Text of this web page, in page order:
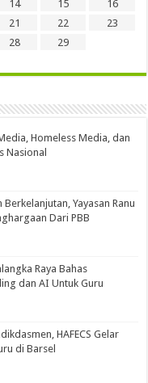
14 15
16
21 22
23
28
29
Homeless Media, dan
Nasional
Yayasan Ranu
Dari PBB
Raya Bahas
dan AI Untuk Guru
HAFECS Gelar
di Barsel